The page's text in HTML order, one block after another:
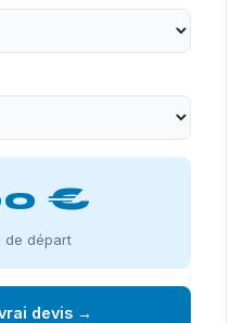
€
de départ
devis →